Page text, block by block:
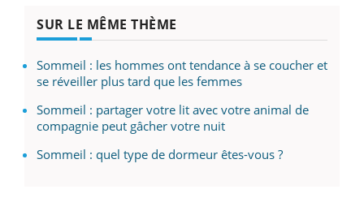
SUR LE MÊME THÈME
Sommeil : les hommes ont tendance à se coucher et
se réveiller plus tard que les femmes
Sommeil : partager votre lit avec votre animal de
compagnie peut gâcher votre nuit
Sommeil : quel type de dormeur êtes-vous ?